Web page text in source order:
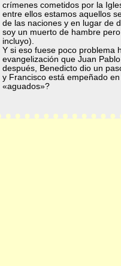
crímenes cometidos por la
entre ellos estamos aquellos
de las naciones y en lugar de
soy un muerto de hambre
incluyo).
Y si eso fuese poco problema
evangelización que Juan
después, Benedicto dio un
y Francisco está empeñado
«aguados»?